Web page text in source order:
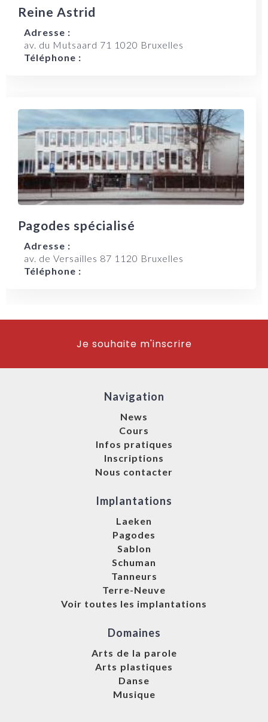
Reine Astrid
Adresse :
av. du Mutsaard 71 1020 Bruxelles
Téléphone :
Pagodes spécialisé
Adresse :
av. de Versailles 87 1120 Bruxelles
Téléphone :
Je souhaite m'inscrire
Navigation
News
Cours
Infos pratiques
Inscriptions
Nous contacter
Implantations
Laeken
Pagodes
Sablon
Schuman
Tanneurs
Terre-Neuve
Voir toutes les implantations
Domaines
Arts de la parole
Arts plastiques
Danse
Musique